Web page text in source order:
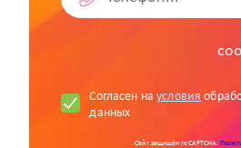
Согласен наусловия
данных
Сайт защищён reCAPTCHA.